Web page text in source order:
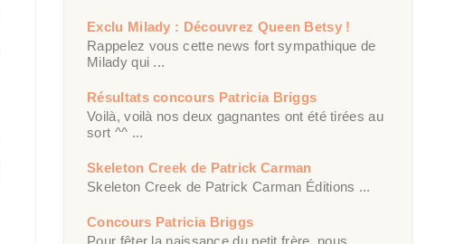
Exclu Milady : Découvrez Queen Betsy !
Rappelez vous cette news fort sympathique de
Milady qui ...
Résultats concours Patricia Briggs
Voilà, voilà nos deux gagnantes ont été tirées au
sort ^^ ...
Skeleton Creek de Patrick Carman
Skeleton Creek de Patrick Carman Éditions ...
Concours Patricia Briggs
Pour fêter la naissance du petit frère, nous